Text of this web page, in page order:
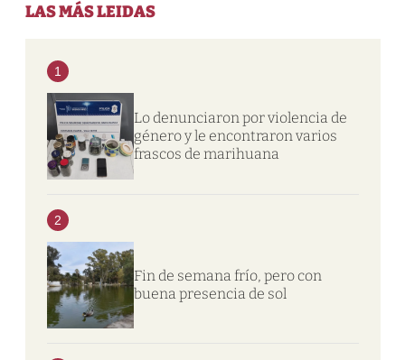
LAS MÁS LEIDAS
1
Lo denunciaron por violencia de
género y le encontraron varios
frascos de marihuana
2
Fin de semana frío, pero con
buena presencia de sol